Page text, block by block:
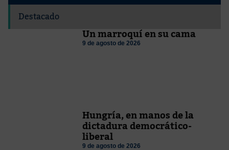
Destacado
Un marroquí en su cama
9 de agosto de 2026
Hungría, en manos de la
dictadura democrático-
liberal
9 de agosto de 2026